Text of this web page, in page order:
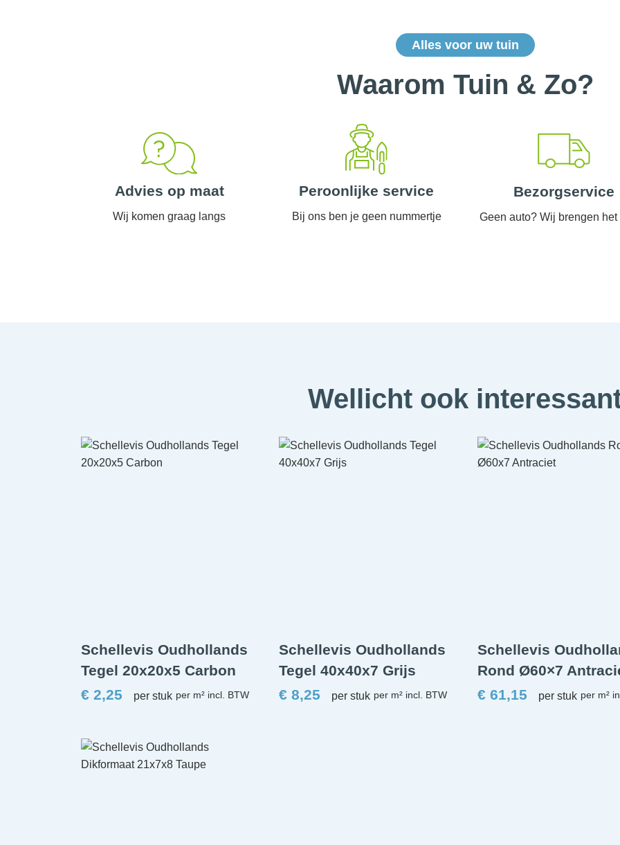
Alles voor uw tuin
Waarom Tuin & Zo?
Advies op maat
Wij komen graag langs
Peroonlijke service
Bij ons ben je geen nummertje
Bezorgservice
Geen auto? Wij brengen het
Wellicht ook
Schellevis Oudhollands
Tegel 20x20x5 Carbon
€ 2,25 per stuk
Schellevis Oudhollands
Tegel 40x40x7 Grijs
€ 8,25 per stuk
Schellevis
Rond Ø60×7
€61,15 per stuk